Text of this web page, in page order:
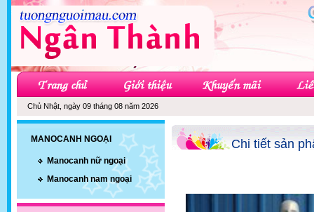
Chủ Nhật, ngày 09 tháng 08 năm 2026
MANOCANH NGOẠI
Manocanh nữ ngoại
Manocanh nam ngoại
Chi tiết sản